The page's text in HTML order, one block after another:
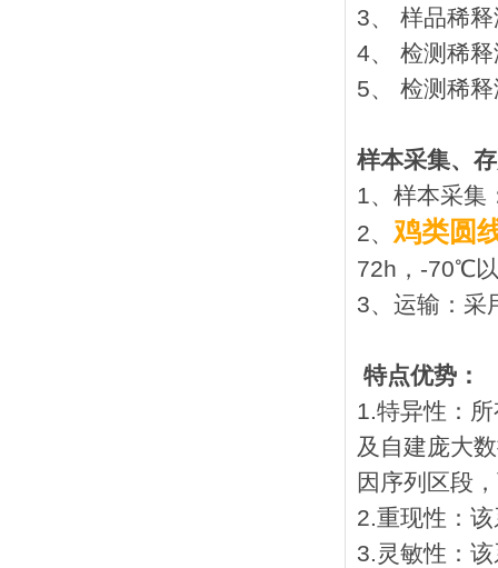
3、 样品稀
4、 检测稀
5、 检测稀
样本采集、
1、样本采集
2、 鸡类圆
72h，-70℃
3、运输：采
特点优势：
1.特异性：
及自建庞大
因序列区段
2.重现性：
3.灵敏性：